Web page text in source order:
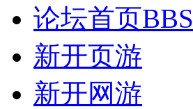
论坛首页BBS
新开页游
新开网游